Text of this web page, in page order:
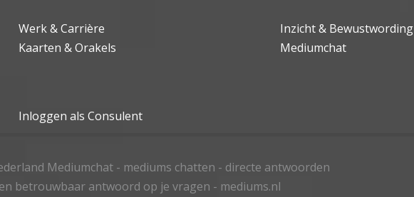
Werk & Carrière
Inzicht & Bewustwording
Kaarten & Orakels Mediumchat
Inloggen als Consulent
Mediumchat - mediums chatten - directe antwoorden
betrouwbaar antwoord op je vragen - mediums.nl